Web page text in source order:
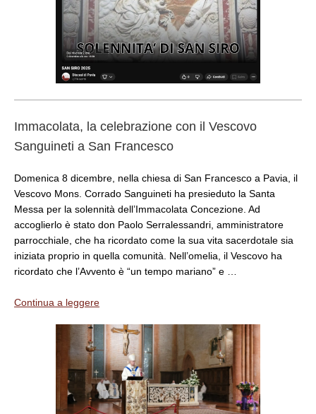
Immacolata, la celebrazione con il Vescovo
Sanguineti a San Francesco
Domenica 8 dicembre, nella chiesa di San Francesco a Pavia, il
Vescovo Mons. Corrado Sanguineti ha presieduto la Santa
Messa per la solennità dell’Immacolata Concezione. Ad
accoglierlo è stato don Paolo Serralessandri, amministratore
parrocchiale, che ha ricordato come la sua vita sacerdotale sia
iniziata proprio in quella comunità. Nell’omelia, il Vescovo ha
ricordato che l’Avvento è “un tempo mariano” e …
Continua a leggere